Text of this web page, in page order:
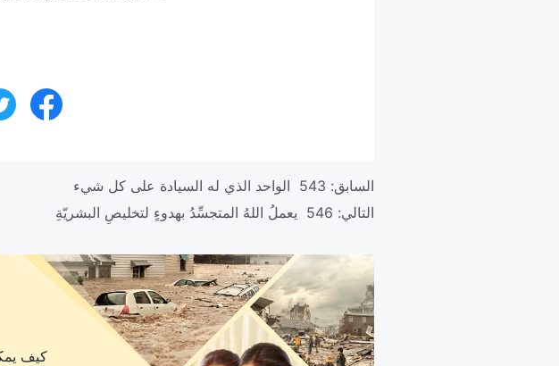
السابق: 543 الواحد الذي له السيادة على كل شيء
التالي: 546 يعملُ اللهُ المتجسِّدُ بهدوءٍ لتخليصِ البشريّةِ
كيف